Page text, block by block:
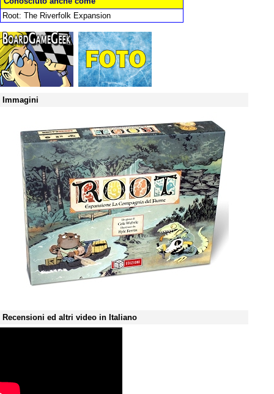
Root: The Riverfolk Expansion
Immagini
Recensioni ed altri video in Italiano